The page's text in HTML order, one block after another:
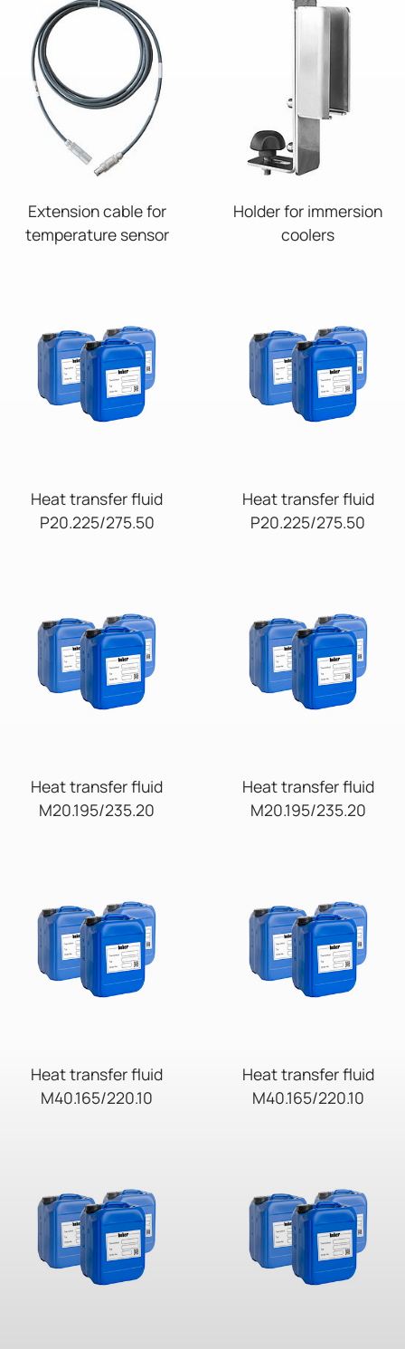
Extension cable for
temperature sensor
Holder for immersion
coolers
Heat transfer fluid
P20.225/275.50
Heat transfer fluid
P20.225/275.50
Heat transfer fluid
M20.195/235.20
Heat transfer fluid
M20.195/235.20
Heat transfer fluid
M40.165/220.10
Heat transfer fluid
M40.165/220.10